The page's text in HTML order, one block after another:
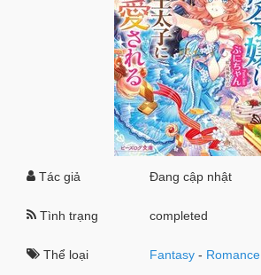
Tác giả Đang cập nhật
Tình trạng completed
Thể loại Fantasy - Romance